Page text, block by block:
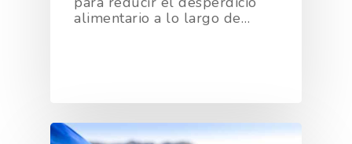
alimentario a lo largo de…